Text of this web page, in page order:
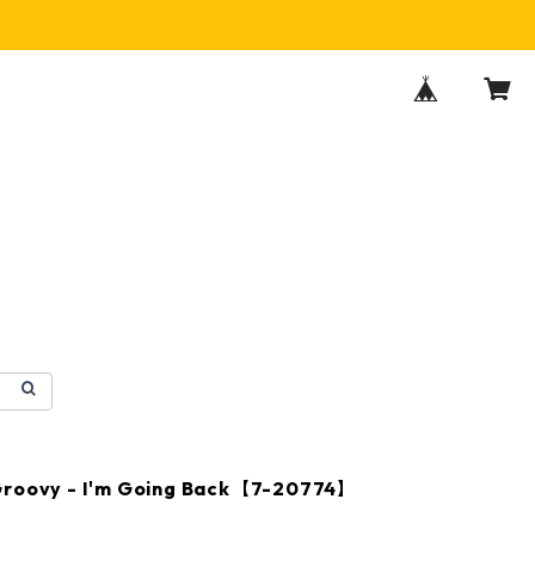
- I'm Going Back【7-20774】